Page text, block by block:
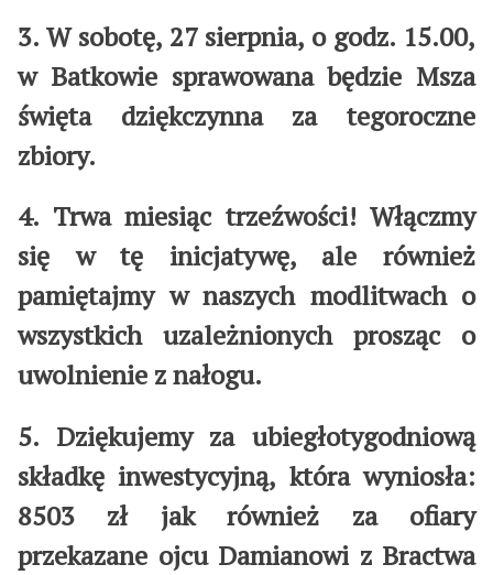
3. W sobotę, 27 sierpnia, o godz. 15.00,
w Batkowie sprawowana będzie Msza
święta dziękczynna za tegoroczne
zbiory.
4. Trwa miesiąc trzeźwości! Włączmy
się w tę inicjatywę, ale również
pamiętajmy w naszych modlitwach o
wszystkich uzależnionych prosząc o
uwolnienie z nałogu.
5. Dziękujemy za ubiegłotygodniową
składkę inwestycyjną, która wyniosła:
8503 zł jak również za ofiary
przekazane ojcu Damianowi z Bractwa